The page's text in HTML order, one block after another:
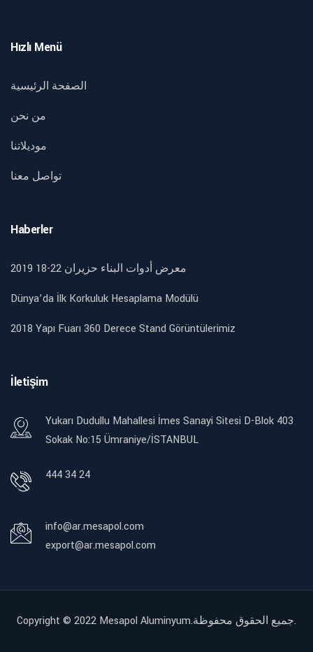
Hızlı Menü
الصفحة الرئيسية
من نحن
موديلاتنا
تواصل معنا
Haberler
2019 18-22 معرض أدوات البناء حزيران
Dünya’da İlk Korkuluk Hesaplama Modülü
2018 Yapı Fuarı 360 Derece Stand Görüntülerimiz
İletişim
Yukarı Dudullu Mahallesi İmes Sanayi Sitesi D-Blok 403
Sokak No:15 Ümraniye/İSTANBUL
444 34 24
info@ar.mesapol.com
export@ar.mesapol.com
Copyright © 2022 Mesapol Aluminyum.جميع الحقوق محفوظة.